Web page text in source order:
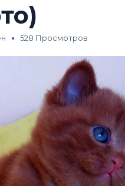
528 Просмотров